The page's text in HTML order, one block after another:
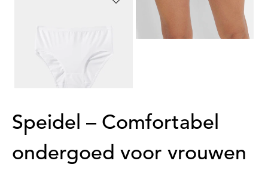
Laagste prijs van de afgelopen 30
dagen**: 22,39 €
Speidel – Comfortabel
ondergoed voor vrouwen